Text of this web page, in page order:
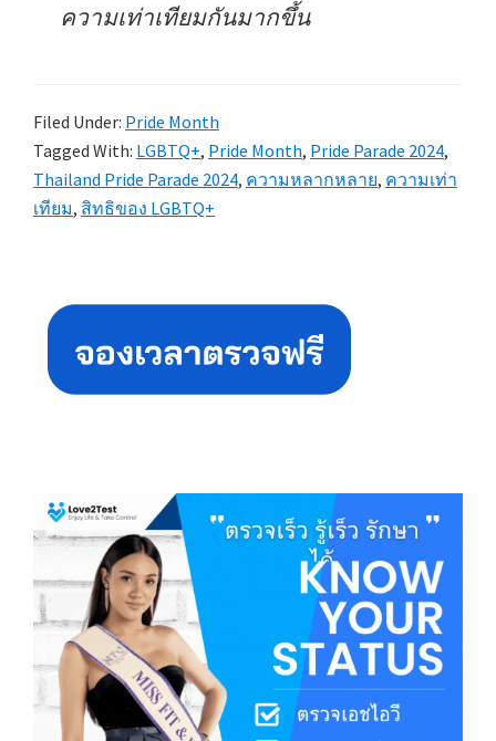
ความเท่าเทียมกันมากขึ้น
Filed Under: Pride Month
Tagged With: LGBTQ+, Pride Month, Pride Parade 2024,
Thailand Pride Parade 2024, ความหลากหลาย, ความเท่า
เทียม, สิทธิของ LGBTQ+
Sidebar